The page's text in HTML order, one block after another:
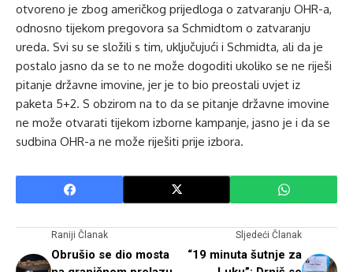
otvoreno je zbog američkog prijedloga o zatvaranju OHR-a,
odnosno tijekom pregovora sa Schmidtom o zatvaranju
ureda. Svi su se složili s tim, uključujući i Schmidta, ali da je
postalo jasno da se to ne može dogoditi ukoliko se ne riješi
pitanje državne imovine, jer je to bio preostali uvjet iz
paketa 5+2. S obzirom na to da se pitanje državne imovine
ne može otvarati tijekom izborne kampanje, jasno je i da se
sudbina OHR-a ne može riješiti prije izbora.
Raniji Članak
Obrušio se dio mosta
Sljedeći Članak
“19 minuta šutnje za